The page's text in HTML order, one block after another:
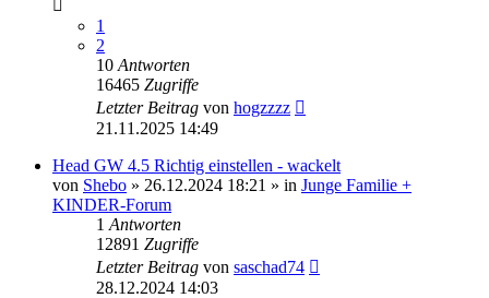
1
2
10 Antworten
16465 Zugriffe
Letzter Beitrag von hogzzzz
21.11.2025 14:49
Head GW 4.5 Richtig einstellen - wackelt
von Shebo » 26.12.2024 18:21 » in Junge Familie +
KINDER-Forum
1 Antworten
12891 Zugriffe
Letzter Beitrag von saschad74
28.12.2024 14:03